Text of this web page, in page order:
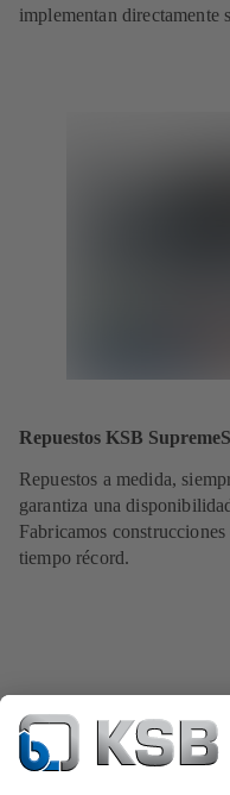
implementan directamente
Repuestos KSB
Repuestos a medida,
garantiza una
Fabricamos
tiempo récord.